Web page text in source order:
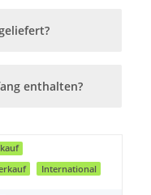
enthalten?
International